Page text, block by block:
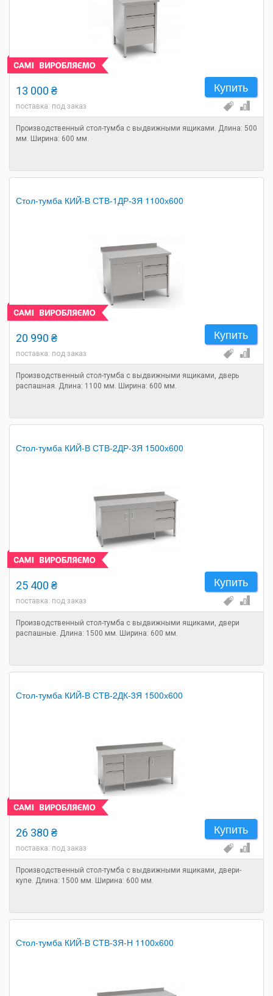
Купить
13 000 ₴
поставка: под заказ
Производственный стол-тумба с выдвижными ящиками. Длина: 500
мм. Ширина: 600 мм.
Стол-тумба КИЙ-В СТВ-1ДР-3Я 1100х600
Купить
20 990 ₴
поставка: под заказ
Производственный стол-тумба с выдвижными ящиками, дверь
распашная. Длина: 1100 мм. Ширина: 600 мм.
Стол-тумба КИЙ-В СТВ-2ДР-3Я 1500х600
Купить
25 400 ₴
поставка: под заказ
Производственный стол-тумба с выдвижными ящиками, двери
распашные. Длина: 1500 мм. Ширина: 600 мм.
Стол-тумба КИЙ-В СТВ-2ДК-3Я 1500х600
Купить
26 380 ₴
поставка: под заказ
Производственный стол-тумба с выдвижными ящиками, двери-
купе. Длина: 1500 мм. Ширина: 600 мм.
Стол-тумба КИЙ-В СТВ-3Я-Н 1100х600